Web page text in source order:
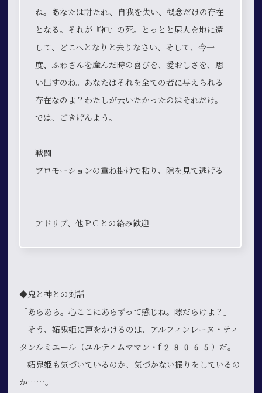
ね。あなたは討たれ、自我を失い、概念だけの存在
となる。それが『神』の死。とっとと屍人を地に還
して、どこへとなりと去りなさい、そして、今一
度、ふわさんを産んだ時の喜びを、愛おしさを、思
い出すのね。あなたはそれを全ての者に与えられる
存在なのよ？わたしが云いたかったのはそれだけ。
では、ごきげんよう。
戦闘
プロモーションの重ね掛けで粘り、隙を見て逃げる
アドリブ、他ＰＣとの絡み歓迎
◆鬼と神との対話
「あらあら。心ここにあらずって感じね。隙だらけよ？」
そう、妬鬼姫に声をかけるのは、アルフィンレーヌ・ティ
タンルミエール（ユルティムママン・f28065）だ。
妬鬼姫も気づいているのか、気づかない振りをしているの
か……。